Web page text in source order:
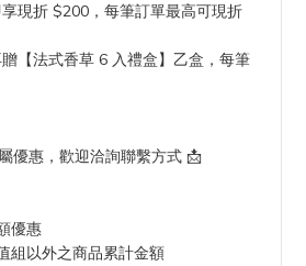
現折 $200，每筆訂單最高可現折
【法式香草 6 入禮盒】乙盒，每筆
優惠，歡迎洽詢聯繫方式 📩
優惠
組以外之商品累計金額